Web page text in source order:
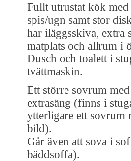
Fullt utrustat kök
spis/ugn samt stor
har iläggsskiva, extra
matplats och allrum i
Dusch och toalett i
tvättmaskin.
Ett större sovrum
extrasäng (finns i
ytterligare ett sovrum
bild).
Går även att sova i
bäddsoffa).